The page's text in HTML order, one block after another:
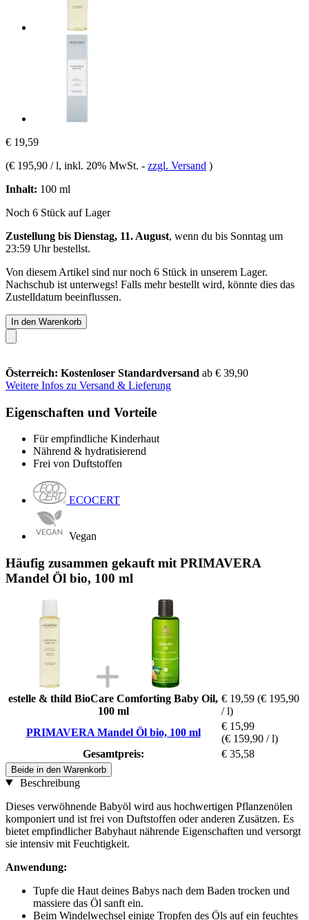
€ 19,59
(€ 195,90 / l, inkl. 20% MwSt. - zzgl. Versand )
Inhalt: 100 ml
Noch 6 Stück auf Lager
Zustellung bis Dienstag, 11. August, wenn du bis Sonntag um
23:59 Uhrbestellst.
Von diesem Artikel sind nur noch 6 Stück in unserem Lager.
Nachschub ist unterwegs! Falls mehr bestellt wird, könnte dies das
Zustelldatum beeinflussen.
In den Warenkorb
Österreich: Kostenloser Standardversand ab € 39,90
Weitere Infos zu Versand & Lieferung
Eigenschaften und Vorteile
Für empfindliche Kinderhaut
Nährend & hydratisierend
Frei von Duftstoffen
ECOCERT
Vegan
Häufig zusammen gekauft mit PRIMAVERA
Mandel Öl bio, 100 ml
estelle & thild BioCare Comforting Baby Oil,
100 ml
€ 19,59 (€ 195,90
/ l)
PRIMAVERA Mandel Öl bio, 100 ml
€ 15,99
(€ 159,90 / l)
Gesamtpreis:
€ 35,58
Beide in den Warenkorb
Beschreibung
Dieses verwöhnende Babyöl wird aus hochwertigen Pflanzenölen
komponiert und ist frei von Duftstoffen oder anderen Zusätzen. Es
bietet empfindlicher Babyhaut nährende Eigenschaften und versorgt
sie intensiv mit Feuchtigkeit.
Anwendung:
Tupfe die Haut deines Babys nach dem Baden trocken und
massiere das Öl sanft ein.
Beim Windelwechsel einige Tropfen des Öls auf ein feuchtes